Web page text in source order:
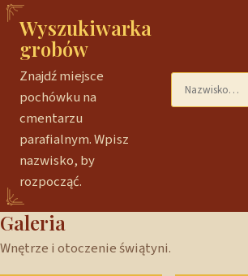
Wyszukiwarka
grobów
Znajdź miejsce
pochówku na
cmentarzu
parafialnym. Wpisz
nazwisko, by
rozpocząć.
Galeria
Wnętrze i otoczenie świątyni.